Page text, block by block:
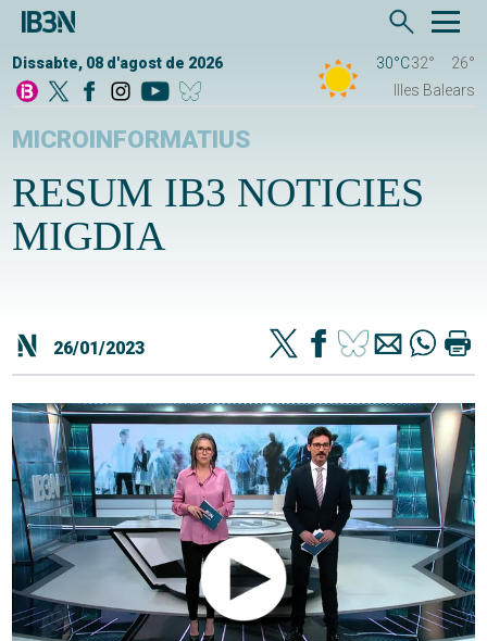
Dissabte, 08 d'agost de 2026 30°C32°
26°
Illes Balears
MICROINFORMATIUS
RESUM IB3 NOTICIES
MIGDIA
26/01/2023